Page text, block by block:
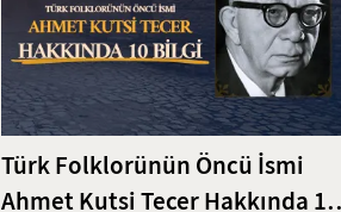
Türk Folklorünün Öncü İsmi
Ahmet Kutsi Tecer Hakkında 10